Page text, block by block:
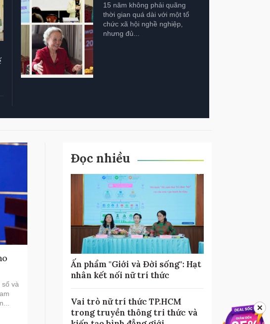
15 năm không phải quãng
thời gian quá dài với một tổ
chức xã hội nghề nghiệp,
nhưng đủ...
và
Đọc nhiều
Ấn phẩm "Giới và Đời sống": Hạt
nhân kết nối nữ trí thức
Vai trò nữ trí thức TP.HCM
trong truyền thông tri thức và
✕